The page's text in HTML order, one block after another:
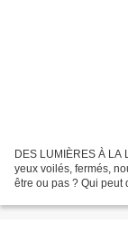
DES LUMIÈRES À LA
yeux voilés, fermés,
être ou pas ? Qui peut